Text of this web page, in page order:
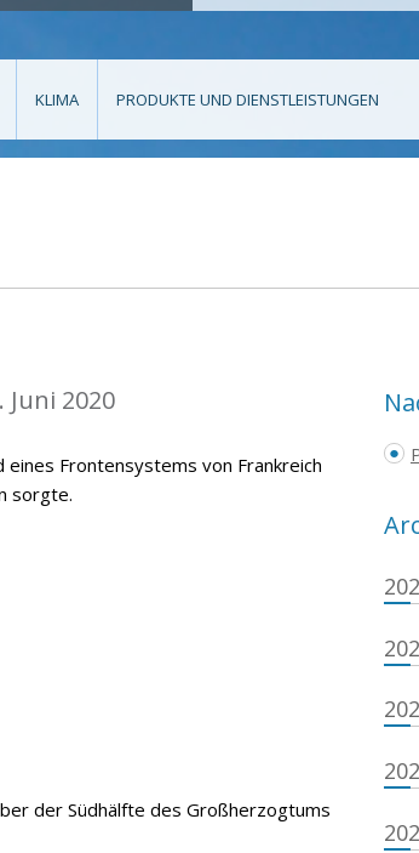
KLIMA PRODUKTE UND DIENSTLEISTUNGEN
2020
Frontensystems von Frankreich
sorgte.
der Südhälfte des Großherzogtums